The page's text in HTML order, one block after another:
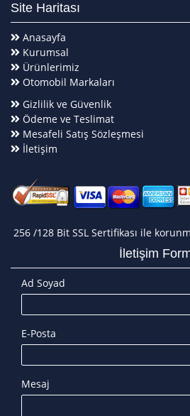
Site Haritası
Anasayfa
Kurumsal
Ürünlerimiz
Otomobil Markaları
Gizlilik ve Güvenlik
Ödeme ve Teslimat
Mesafeli Satış Sözleşmesi
İletişim
256 /128 Bit SSL Sertifikası ile
İletişim
Ad Soyad
E-Posta
Mesaj